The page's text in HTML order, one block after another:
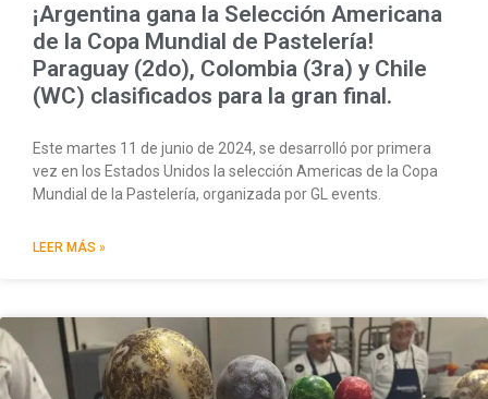
¡Argentina gana la Selección Americana
de la Copa Mundial de Pastelería!
Paraguay (2do), Colombia (3ra) y Chile
(WC) clasificados para la gran final.
Este martes 11 de junio de 2024, se desarrolló por primera
vez en los Estados Unidos la selección Americas de la Copa
Mundial de la Pastelería, organizada por GL events.
LEER MÁS »